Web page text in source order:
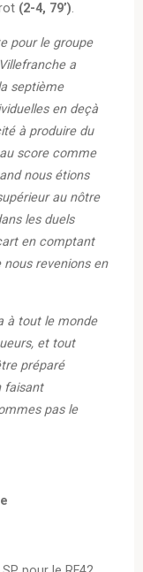
(2-4, 79’).
pour le groupe
a
septième
en deçà
à produire du
score comme
nous étions
au nôtre
les duels
en comptant
nous revenions en
à tout le monde
et tout
préparé
faisant
pas le